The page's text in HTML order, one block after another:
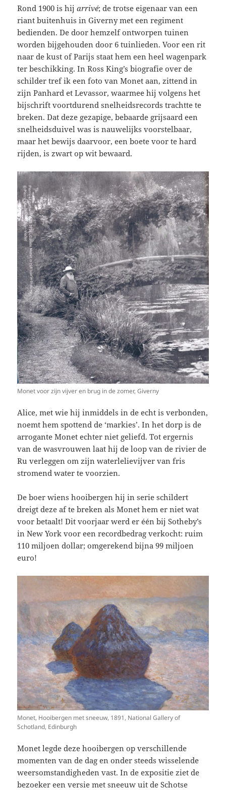
Rond 1900 is hijarrivé; de trotse eigenaar van een
riant buitenhuis in Giverny met een regiment
bedienden. De door hemzelf ontworpen tuinen
worden bijgehouden door 6 tuinlieden. Voor een rit
naar de kust of Parijs staat hem een heel wagenpark
ter beschikking. In Ross King’s biografie over de
schilder tref ik een foto van Monet aan, zittend in
zijn Panhard et Levassor, waarmee hij volgens het
bijschrift voortdurend snelheidsrecords trachtte te
breken. Dat deze gezapige, bebaarde grijsaard een
snelheidsduivel was is nauwelijks voorstelbaar,
maar het bewijs daarvoor, een boete voor te hard
rijden, is zwart op wit bewaard.
Monet voor zijn vijver en brug in de zomer, Giverny
Alice, met wie hij inmiddels in de echt is verbonden,
noemt hem spottend de ‘markies’. In het dorp is de
arrogante Monet echter niet geliefd. Tot ergernis
van de wasvrouwen laat hij de loop van de rivier de
Ru verleggen om zijn waterlelievijver van fris
stromend water te voorzien.
De boer wiens hooibergen hij in serie schildert
dreigt deze af te breken als Monet hem er niet wat
voor betaalt! Dit voorjaar werd er één bij Sotheby’s
in New York voor een recordbedrag verkocht: ruim
110 miljoen dollar; omgerekend bijna 99 miljoen
euro!
Monet, Hooibergen met sneeuw, 1891, National Gallery of
Schotland, Edinburgh
Monet legde deze hooibergen op verschillende
momenten van de dag en onder steeds wisselende
weersomstandigheden vast. In de expositie ziet de
bezoeker een versie met sneeuw uit de Schotse